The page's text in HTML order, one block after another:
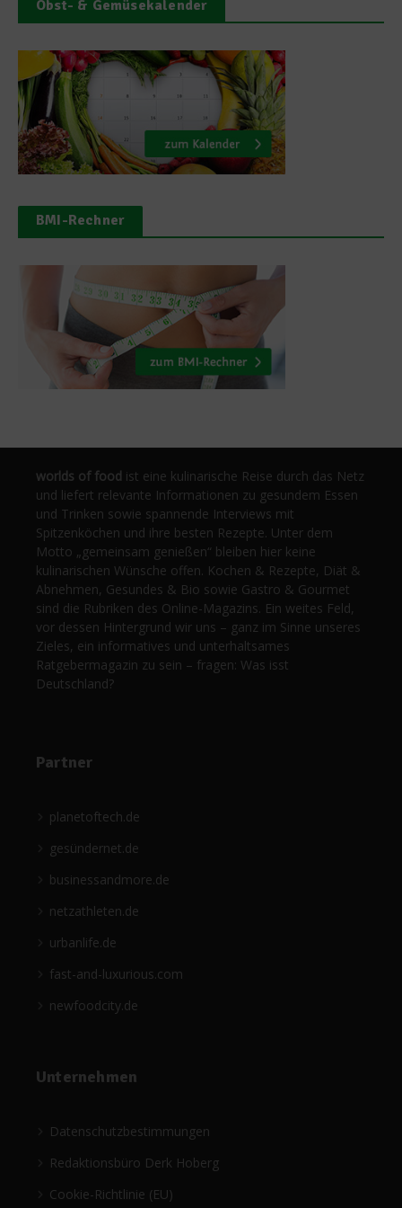
Obst- & Gemüsekalender
BMI-Rechner
worlds of food ist eine kulinarische Reise durch das Netz
und liefert relevante Informationen zu gesundem Essen
und Trinken sowie spannende Interviews mit
Spitzenköchen und ihre besten Rezepte. Unter dem
Motto „gemeinsam genießen“ bleiben hier keine
kulinarischen Wünsche offen. Kochen & Rezepte, Diät &
Abnehmen, Gesundes & Bio sowie Gastro & Gourmet
sind die Rubriken des Online-Magazins. Ein weites Feld,
vor dessen Hintergrund wir uns – ganz im Sinne unseres
Zieles, ein informatives und unterhaltsames
Ratgebermagazin zu sein – fragen: Was isst
Deutschland?
Partner
planetoftech.de
gesündernet.de
businessandmore.de
netzathleten.de
urbanlife.de
fast-and-luxurious.com
newfoodcity.de
Unternehmen
Datenschutzbestimmungen
Redaktionsbüro Derk Hoberg
Cookie-Richtlinie (EU)